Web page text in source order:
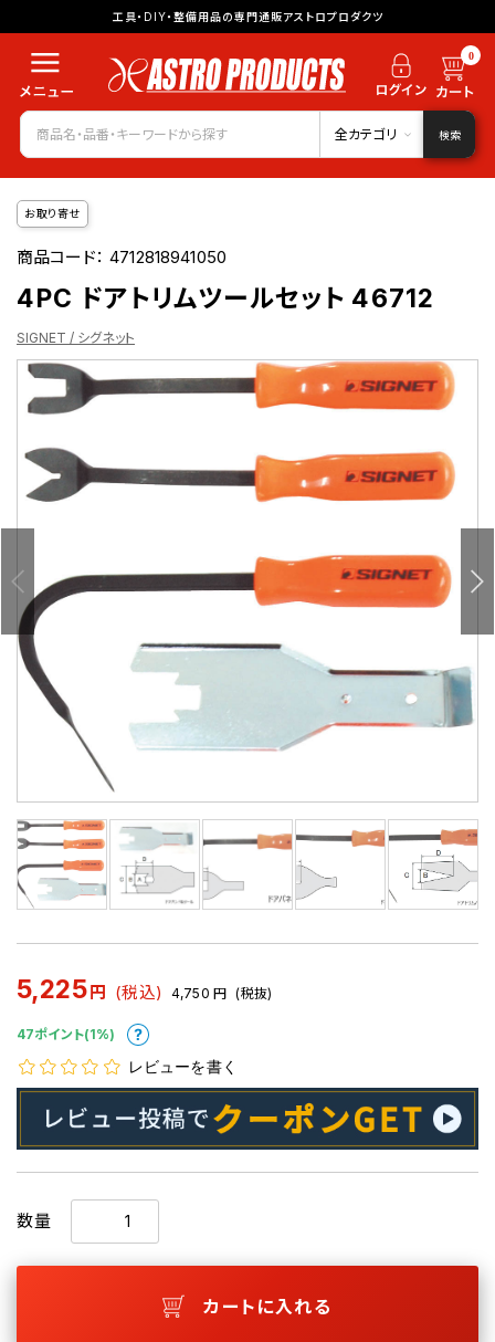
工具・DIY・整備用品の専門通販アストロプロダクツ
0
全カテゴリ 検索
お取り寄せ
商品コード：4712818941050
4PC ドアトリムツールセット 46712
SIGNET / シグネット
5,225 円 (税込) 4,750 円 (税抜)
47ポイント(1%)
レビューを書く
数量
カートに入れる